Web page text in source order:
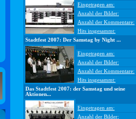
Eingetragen am:
Anzahl der Bilder:
Anzahl der Kommentare:
Hits insgesammt:
Stadtfest 2007: Der Samstag by Night ...
Eingetragen am:
Anzahl der Bilder:
Anzahl der Kommentare:
Hits insgesammt:
Das Stadtfest 2007: der Samstag und seine
Aktionen...
Eingetragen am:
Anzahl der Bilder: